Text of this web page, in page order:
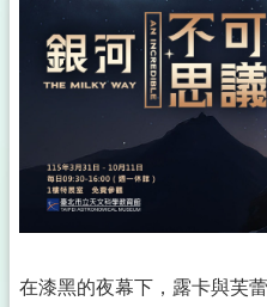
在漆黑的夜幕下，露卡與芙